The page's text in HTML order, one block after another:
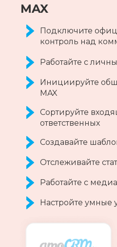
MAX
Подключите
контроль над
Работайте с
Инициируйте
MAX
Сортируйте
ответственных
Создавайте
Отслеживайте
Работайте с
Настройте